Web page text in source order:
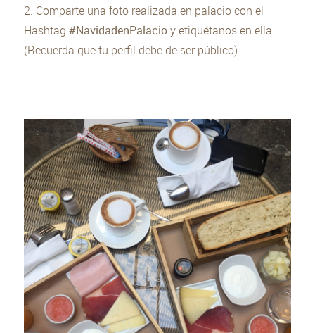
2. Comparte una foto realizada en palacio con el
Hashtag#NavidadenPalacioy etiquétanos en ella.
(Recuerda que tu perfil debe de ser público)